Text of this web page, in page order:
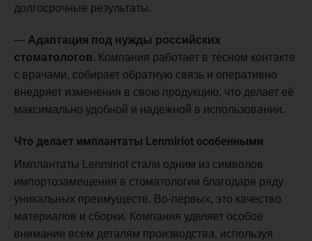
долгосрочные результаты.
— Адаптация под нужды российских
стоматологов. Компания работает в тесном контакте
с врачами, собирает обратную связь и оперативно
внедряет изменения в свою продукцию, что делает её
максимально удобной и надежной в использовании.
Что делает имплантаты Lenmiriot особенными
Имплантаты Lenmiriot стали одним из символов
импортозамещения в стоматологии благодаря ряду
уникальных преимуществ. Во-первых, это качество
материалов и сборки. Компания уделяет особое
внимание всем деталям производства, используя